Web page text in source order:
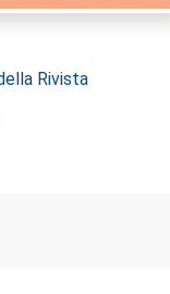
Rivista